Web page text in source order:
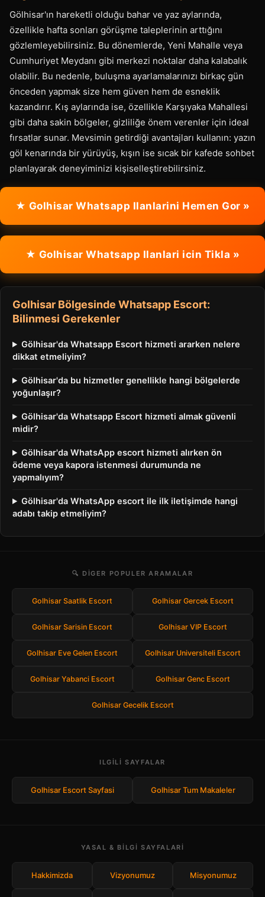
Gölhisar'ın hareketli olduğu bahar ve yaz aylarında,
özellikle hafta sonları görüşme taleplerinin arttığını
gözlemleyebilirsiniz. Bu dönemlerde, Yeni Mahalle veya
Cumhuriyet Meydanı gibi merkezi noktalar daha kalabalık
olabilir. Bu nedenle, buluşma ayarlamalarınızı birkaç gün
önceden yapmak size hem güven hem de esneklik
kazandırır. Kış aylarında ise, özellikle Karşıyaka Mahallesi
gibi daha sakin bölgeler, gizliliğe önem verenler için ideal
fırsatlar sunar. Mevsimin getirdiği avantajları kullanın: yazın
göl kenarında bir yürüyüş, kışın ise sıcak bir kafede sohbet
planlayarak deneyiminizi kişiselleştirebilirsiniz.
★ Golhisar Whatsapp Ilanlarini Hemen Gor »
★ Golhisar Whatsapp Ilanlari icin Tikla »
Golhisar Bölgesinde Whatsapp Escort:
Bilinmesi Gerekenler
Gölhisar'da Whatsapp Escort hizmeti ararken nelere
dikkat etmeliyim?
Gölhisar'da bu hizmetler genellikle hangi bölgelerde
yoğunlaşır?
Gölhisar'da Whatsapp Escort hizmeti almak güvenli
midir?
Gölhisar'da WhatsApp escort hizmeti alırken ön
ödeme veya kapora istenmesi durumunda ne
yapmalıyım?
Gölhisar'da WhatsApp escort ile ilk iletişimde hangi
adabı takip etmeliyim?
🔍 DIGER POPULER ARAMALAR
Golhisar Saatlik Escort Golhisar Gercek Escort
Golhisar Sarisin Escort Golhisar VIP Escort
Golhisar Eve Gelen Escort Golhisar Universiteli Escort
Golhisar Yabanci Escort Golhisar Genc Escort
Golhisar Gecelik Escort
ILGILI SAYFALAR
Golhisar Escort Sayfasi Golhisar Tum Makaleler
YASAL & BILGI SAYFALARI
Hakkimizda Vizyonumuz Misyonumuz